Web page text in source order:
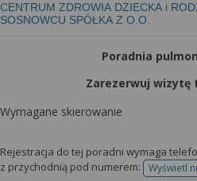
CENTRUM ZDROWIA DZIECKA i
SOSNOWCU SPÓŁKA Z O.O.
Poradnia
Zarezerwuj wizytę
Wymagane skierowanie
Rejestracja do tej poradni wymaga
z przychodnią pod numerem:
Wyświetl